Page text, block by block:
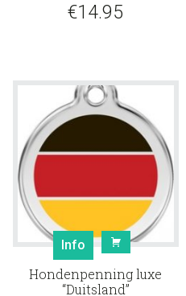
€14.95
Info
Hondenpenning luxe
“Duitsland”